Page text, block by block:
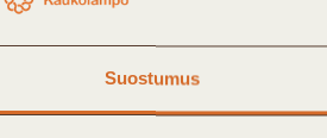
Suostumus